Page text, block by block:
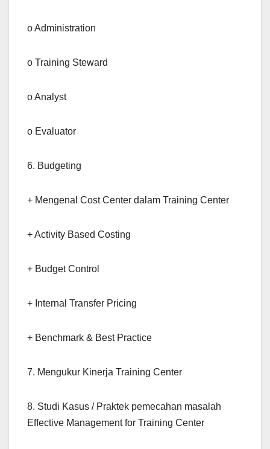
o Administration
o Training Steward
o Analyst
o Evaluator
6. Budgeting
+ Mengenal Cost Center dalam Training Center
+ Activity Based Costing
+ Budget Control
+ Internal Transfer Pricing
+ Benchmark & Best Practice
7. Mengukur Kinerja Training Center
8. Studi Kasus / Praktek pemecahan masalah
Effective Management for Training Center